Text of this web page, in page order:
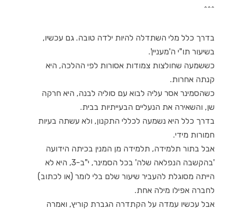
^^^
בדרך כלל מלי השתדלה להיות ילדה טובה. גם עכשיו,
בשיעור תו"י ה'מעניין'.
כששמעה שחולצות צמודות אסורות לפי ההלכה, היא
קנתה אחרות.
כשהסמינר אסר עליה לבוא עם סוליה לבנה, היא חרקה
שן, והשאירה את הנעליים הבעייתיות בבית.
בדרך כלל היא נשמעה לכללי התקנון, ולא עשתה בעיות
חמורות מידי.
אבל בתור תלמידה, תלמידה מן המנין בכיתה הידועה
'בהקשבה הנפלאה שלה' בכל הסמינר, י"ב-3, היא לא
הייתה מסוגלת להעביר שיעור שלם בלי לומר (או לכתוב)
לחברה אפילו מילה אחת.
אבל עכשיו עמדה על הקתדרה הגברת קוריץ, ואמרה